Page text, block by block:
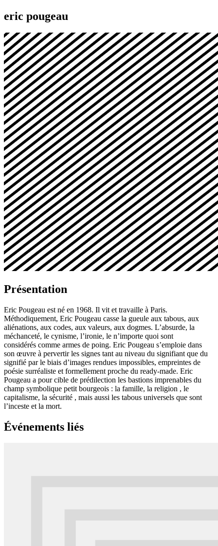
eric pougeau
Présentation
Eric Pougeau est né en 1968. Il vit et travaille à Paris.
Méthodiquement, Eric Pougeau casse la gueule aux tabous, aux
aliénations, aux codes, aux valeurs, aux dogmes. L’absurde, la
méchanceté, le cynisme, l’ironie, le n’importe quoi sont
considérés comme armes de poing. Eric Pougeau s’emploie dans
son œuvre à pervertir les signes tant au niveau du signifiant que du
signifié par le biais d’images rendues impossibles, empreintes de
poésie surréaliste et formellement proche du ready-made. Eric
Pougeau a pour cible de prédilection les bastions imprenables du
champ symbolique petit bourgeois : la famille, la religion , le
capitalisme, la sécurité , mais aussi les tabous universels que sont
l’inceste et la mort.
Événements liés